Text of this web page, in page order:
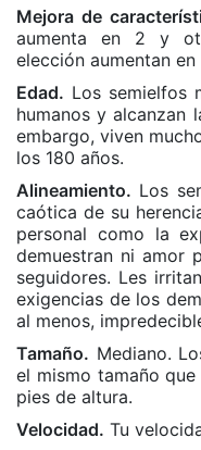
Mejora de
aumenta en 2 y
elección aumentan en
Edad. Los semielfos
humanos y alcanzan
embargo, viven
los 180 años.
Alineamiento. Los
caótica de su
personal como la
demuestran ni amor
seguidores. Les
exigencias de los
al menos,
Tamaño. Mediano.
el mismo tamaño
pies de altura.
Velocidad. Tu